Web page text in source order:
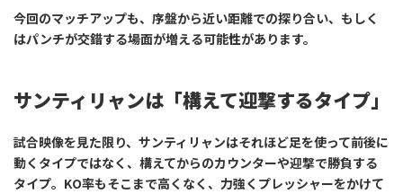
今回のマッチアップも、序盤から近い距離での探り合い、もしく
はパンチが交錯する場面が増える可能性があります。
サンティリャンは「構えて迎撃するタイプ」
試合映像を見た限り、サンティリャンはそれほど足を使って前後に
動くタイプではなく、構えてからのカウンターや迎撃で勝負する
タイプ。KO率もそこまで高くなく、力強くプレッシャーをかけて